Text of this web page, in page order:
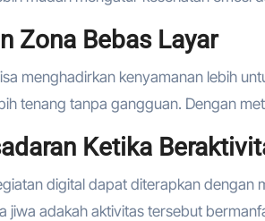
Zona Bebas Layar
menghadirkan kenyamanan lebih
tenang tanpa gangguan. Dengan
Ketika
digital dapat diterapkan dengan
jiwa adakah aktivitas tersebut